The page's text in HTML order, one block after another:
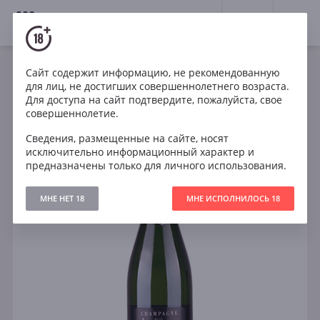
18+
Игристое Белое Сухое
Франция
Ayala Brut Majeur Champagne AOC
Сайт содержит информацию, не рекомендованную
для лиц, не достигших совершеннолетнего возраста.
Для доступа на сайт подтвердите, пожалуйста, свое
совершеннолетие.
Сведения, размещенные на сайте, носят
исключительно информационный характер и
предназначены только для личного использования.
МНЕ НЕТ 18 МНЕ ИСПОЛНИЛОСЬ 18